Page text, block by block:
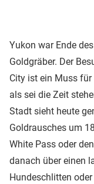
Yukon war Ende
Goldgräber. Der
City ist ein Muss für
als sei die Zeit
Stadt sieht heute
Goldrausches um
White Pass oder
danach über einen
Hundeschlitten